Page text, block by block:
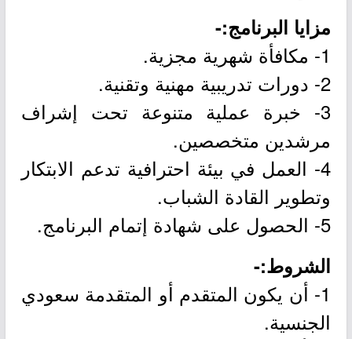
مزايا البرنامج:-
1- مكافأة شهرية مجزية.
2- دورات تدريبية مهنية وتقنية.
3- خبرة عملية متنوعة تحت إشراف
مرشدين متخصصين.
4- العمل في بيئة احترافية تدعم الابتكار
وتطوير القادة الشباب.
5- الحصول على شهادة إتمام البرنامج.
الشروط:-
1- أن يكون المتقدم أو المتقدمة سعودي
الجنسية.